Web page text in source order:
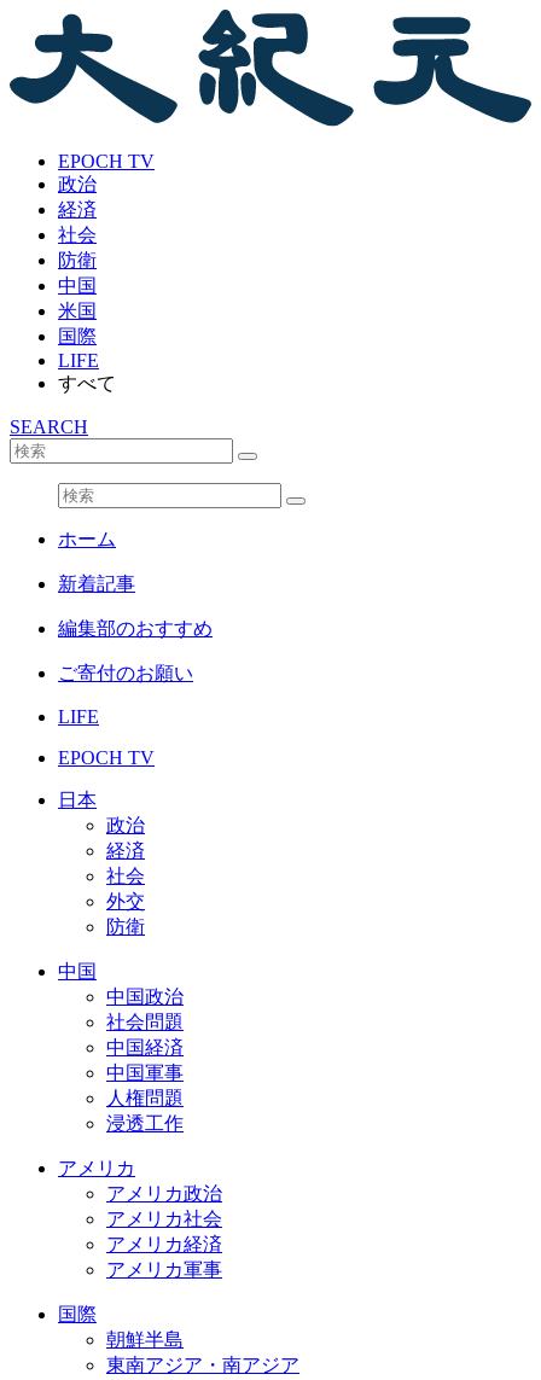
EPOCH TV
政治
経済
社会
防衛
中国
米国
国際
LIFE
すべて
SEARCH
ホーム
新着記事
編集部のおすすめ
ご寄付のお願い
LIFE
EPOCH TV
日本
政治
経済
社会
外交
防衛
中国
中国政治
社会問題
中国経済
中国軍事
人権問題
浸透工作
アメリカ
アメリカ政治
アメリカ社会
アメリカ経済
アメリカ軍事
国際
朝鮮半島
東南アジア・南アジア